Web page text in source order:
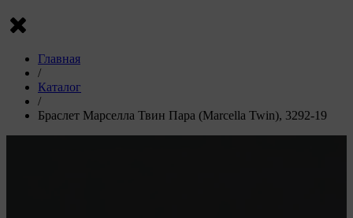
Главная
/
Каталог
/
Браслет Марселла Твин Пара (Marcella Twin), 3292-19